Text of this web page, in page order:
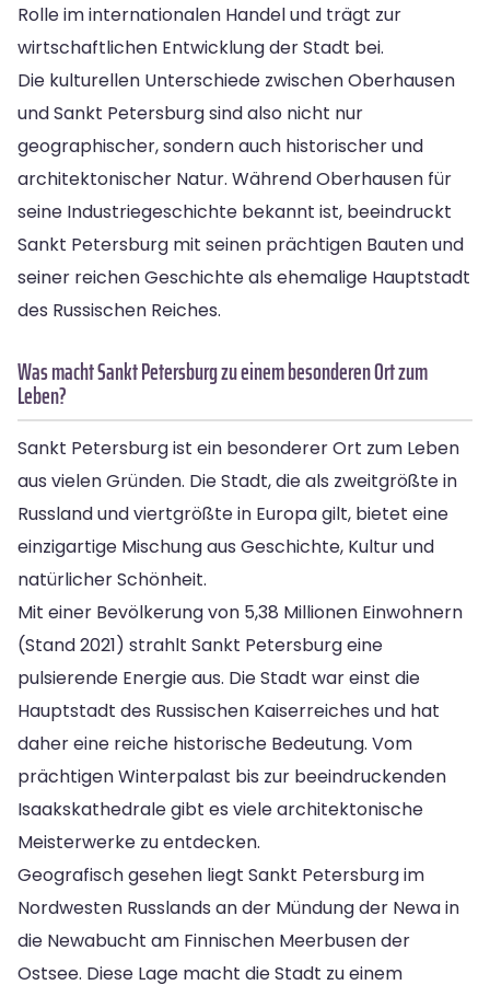
Rolle im internationalen Handel und trägt zur
wirtschaftlichen Entwicklung der Stadt bei.
Die kulturellen Unterschiede zwischen Oberhausen
und Sankt Petersburg sind also nicht nur
geographischer, sondern auch historischer und
architektonischer Natur. Während Oberhausen für
seine Industriegeschichte bekannt ist, beeindruckt
Sankt Petersburg mit seinen prächtigen Bauten und
seiner reichen Geschichte als ehemalige Hauptstadt
des Russischen Reiches.
Was macht Sankt Petersburg zu einem besonderen Ort zum
Leben?
Sankt Petersburg ist ein besonderer Ort zum Leben
aus vielen Gründen. Die Stadt, die als zweitgrößte in
Russland und viertgrößte in Europa gilt, bietet eine
einzigartige Mischung aus Geschichte, Kultur und
natürlicher Schönheit.
Mit einer Bevölkerung von 5,38 Millionen Einwohnern
(Stand 2021) strahlt Sankt Petersburg eine
pulsierende Energie aus. Die Stadt war einst die
Hauptstadt des Russischen Kaiserreiches und hat
daher eine reiche historische Bedeutung. Vom
prächtigen Winterpalast bis zur beeindruckenden
Isaakskathedrale gibt es viele architektonische
Meisterwerke zu entdecken.
Geografisch gesehen liegt Sankt Petersburg im
Nordwesten Russlands an der Mündung der Newa in
die Newabucht am Finnischen Meerbusen der
Ostsee. Diese Lage macht die Stadt zu einem